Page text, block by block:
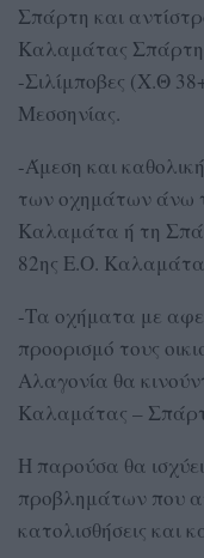
Σπάρτη και
Καλαμάτας
-Σιλίμποβες (Χ.Θ
Μεσσηνίας.
-Άμεση και
των οχημάτων άνω
Καλαμάτα ή τη
82ης Ε.Ο.
-Τα οχήματα με
προορισμό τους
Αλαγονία θα
Καλαμάτας –
Η παρούσα θα
προβλημάτων που
κατολισθήσεις και